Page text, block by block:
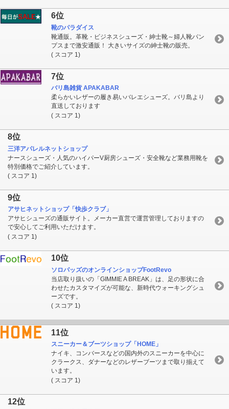
6位
靴のパラダイス
靴通販。革靴・ビジネスシューズ・紳士靴～婦人靴パン
プスまで激安通販！ 大きいサイズの紳士靴の販売。
( スコア 1)
7位
バリ島雑貨 APAKABAR
柔らかいレザーの履き易いバレエシューズ。バリ島より
直送しております
( スコア 1)
8位
三洋アパレルネットショップ
ナースシューズ・人気のハイパーV厨房シューズ・安全靴など業務用靴を
特別価格でご紹介しています。
( スコア 1)
9位
アサヒネットショップ「快歩クラブ」
アサヒシューズの通販サイト。メーカー直営で運営管理しておりますの
で安心してご利用いただけます。
( スコア 1)
10位
ソロパッズのオンラインショップFootRevo
当店取り扱いの「GIMMIE A BREAK」は、足の形状に合
わせたカスタマイズが可能な、新時代ウォーキングシュ
ーズです。
( スコア 1)
11位
スニーカー＆ブーツショップ「HOME」
ナイキ、コンバースなどの国内外のスニーカーを中心に
クラークス、ダナーなどのレザーブーツまで取り揃えて
います。
( スコア 1)
12位